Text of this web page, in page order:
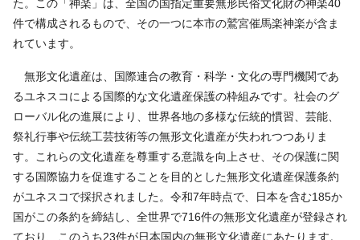
た。この「神楽」は、全国の国指定重要無形民俗文化財の神楽40
件で構成されるもので、その一つに本市の鷲宮催馬楽神楽が含ま
れています。
無形文化遺産は、国際連合の教育・科学・文化の専門機関であ
るユネスコによる国際的な文化遺産保護の枠組みです。社会のグ
ローバル化の進展により、世界各地の多様な伝統的慣習、芸能、
祭礼行事や伝統工芸技術等の無形文化遺産が失われつつありま
す。これらの文化遺産を尊重する意識を向上させ、その保護に関
する国際協力を促進することを目的とした無形文化遺産保護条約
がユネスコで採択されました。令和7年時点で、日本を含む185か
国がこの条約を締結し、全世界で716件の無形文化遺産が登録され
ており、このうち23件が日本国内の無形文化遺産にあたります。